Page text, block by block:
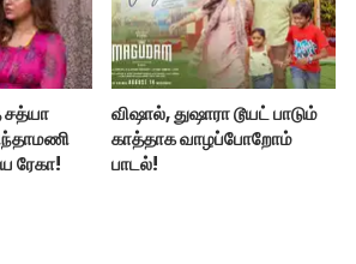
சத்யா
ரேகா!
விஷால், துஷாரா டூயட் பாடும்
காத்தாக வாழப்போறோம்
பாடல்!